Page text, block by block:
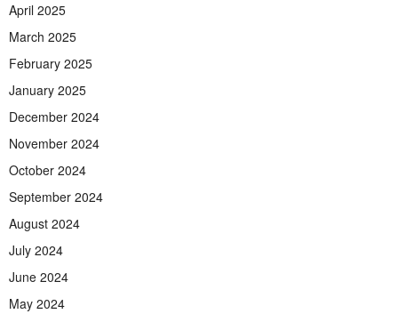
April 2025
March 2025
February 2025
January 2025
December 2024
November 2024
October 2024
September 2024
August 2024
July 2024
June 2024
May 2024